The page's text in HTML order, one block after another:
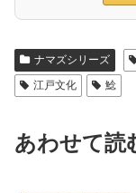
ナマズシリーズ
江戸文化
鯰
あわせて読